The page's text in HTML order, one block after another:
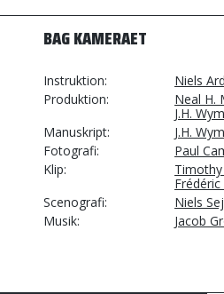
BAG KAMERAET
Instruktion
Niels
Produktion
Neal H.
J.H.
Manuskript
J.H.
Fotografi
Paul
Klip
Scenografi
Niels
Musik
Jacob